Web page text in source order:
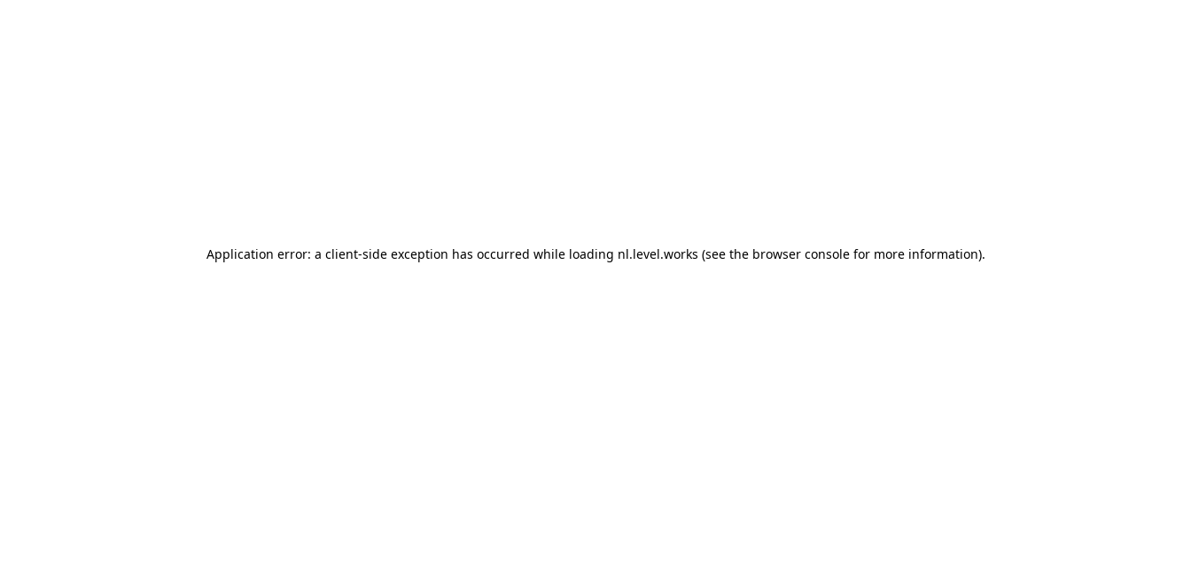
Application error: a client-side exception has occurred while loading nl.level.works (see the browser console for more information).